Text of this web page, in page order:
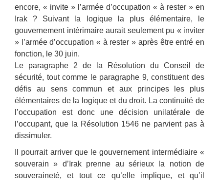
encore, « invite » l’armée d’occupation « à rester » en
Irak ? Suivant la logique la plus élémentaire, le
gouvernement intérimaire aurait seulement pu « inviter
» l’armée d’occupation « à rester » après être entré en
fonction, le 30 juin.
Le paragraphe 2 de la Résolution du Conseil de
sécurité, tout comme le paragraphe 9, constituent des
défis au sens commun et aux principes les plus
élémentaires de la logique et du droit. La continuité de
l’occupation est donc une décision unilatérale de
l’occupant, que la Résolution 1546 ne parvient pas à
dissimuler.
Il pourrait arriver que le gouvernement intermédiaire «
souverain » d’Irak prenne au sérieux la notion de
souveraineté, et tout ce qu’elle implique, et qu’il